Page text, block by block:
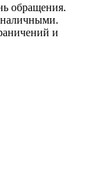
обращения.
наличными.
и